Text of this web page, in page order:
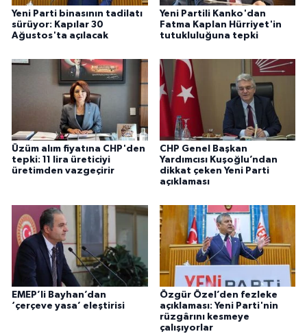
Yeni Parti binasının tadilatı
sürüyor: Kapılar 30
Ağustos'ta açılacak
Yeni Partili Kanko'dan
Fatma Kaplan Hürriyet'in
tutukluluğuna tepki
Üzüm alım fiyatına CHP'den
tepki: 11 lira üreticiyi
üretimden vazgeçirir
CHP Genel Başkan
Yardımcısı Kuşoğlu’ndan
dikkat çeken Yeni Parti
açıklaması
EMEP’li Bayhan’dan
‘çerçeve yasa’ eleştirisi
Özgür Özel’den fezleke
açıklaması: Yeni Parti'nin
rüzgârını kesmeye
çalışıyorlar